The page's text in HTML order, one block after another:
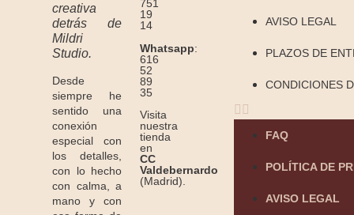
creativa
detrás de
Mildri
Studio.
Desde
siempre he
sentido una
conexión
especial con
los detalles,
con lo hecho
con calma, a
mano y con
751
19
14
Whatsapp:
616
52
89
35
Visita
nuestra
tienda
en
CC
Valdebernardo
(Madrid).
AVISO LEGAL
PLAZOS DE
CONDICIONES
FAQ
POLÍTICA DE
AVISO LEGAL